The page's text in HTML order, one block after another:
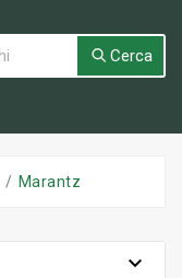
Cerca
Marantz
